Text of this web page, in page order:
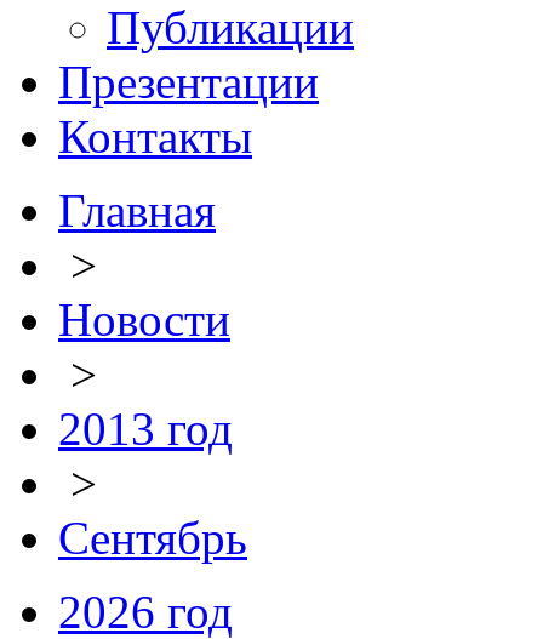
Публикации
Презентации
Контакты
Главная
>
Новости
>
2013 год
>
Сентябрь
2026 год